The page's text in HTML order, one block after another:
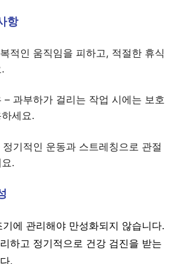
항
적인 움직임을 피하고, 적절한 휴식
– 과부하가 걸리는 작업 시에는 보호
세요.
기적인 운동과 스트레칭으로 관절
.
에 관리해야 만성화되지 않습니다.
하고 정기적으로 건강 검진을 받는
.